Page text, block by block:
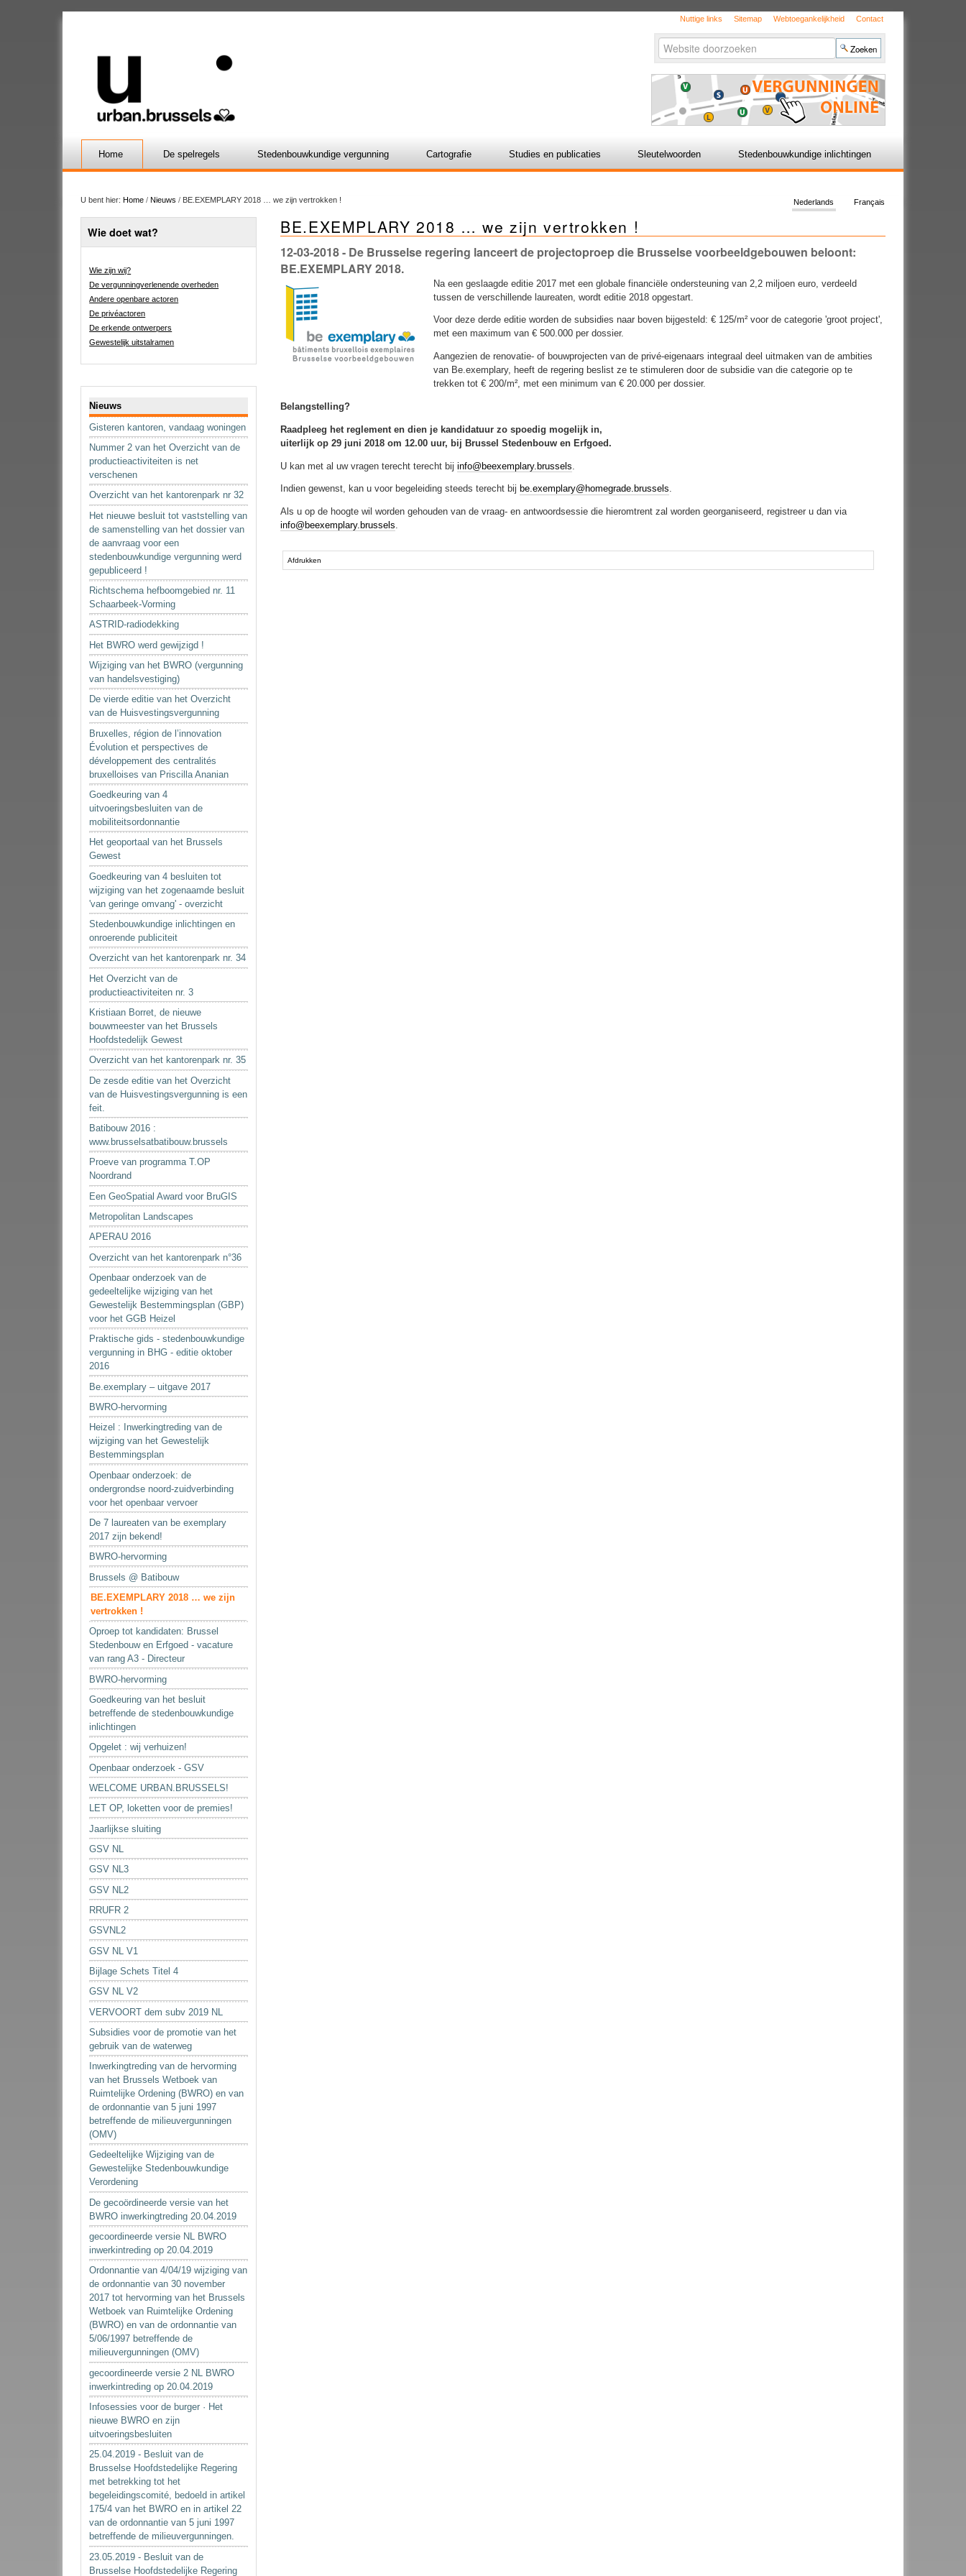
Nuttige links Sitemap Webtoegankelijkheid Contact
Zoek
zoeken...
Home De spelregels Stedenbouwkundige vergunning Cartografie Studies en publicaties Sleutelwoorden Stedenbouwkundige inlichtingen
U bent hier: Home / Nieuws / BE.EXEMPLARY 2018 … we zijn vertrokken ! Français
Nederlands
Wie doet wat?
Wie zijn wij?
De vergunningverlenende overheden
Andere openbare actoren
De privéactoren
De erkende ontwerpers
Gewestelijk uitstalramen
Nieuws
Gisteren kantoren, vandaag woningen
Nummer 2 van het Overzicht van de
productieactiviteiten is net
verschenen
Overzicht van het kantorenpark nr 32
Het nieuwe besluit tot vaststelling van
de samenstelling van het dossier van
de aanvraag voor een
stedenbouwkundige vergunning werd
gepubliceerd !
Richtschema hefboomgebied nr. 11
Schaarbeek-Vorming
ASTRID-radiodekking
Het BWRO werd gewijzigd !
Wijziging van het BWRO (vergunning
van handelsvestiging)
De vierde editie van het Overzicht
van de Huisvestingsvergunning
Bruxelles, région de l’innovation
Évolution et perspectives de
développement des centralités
bruxelloises van Priscilla Ananian
Goedkeuring van 4
uitvoeringsbesluiten van de
mobiliteitsordonnantie
Het geoportaal van het Brussels
Gewest
Goedkeuring van 4 besluiten tot
wijziging van het zogenaamde besluit
'van geringe omvang' - overzicht
Stedenbouwkundige inlichtingen en
onroerende publiciteit
Overzicht van het kantorenpark nr. 34
Het Overzicht van de
productieactiviteiten nr. 3
Kristiaan Borret, de nieuwe
bouwmeester van het Brussels
Hoofdstedelijk Gewest
Overzicht van het kantorenpark nr. 35
De zesde editie van het Overzicht
van de Huisvestingsvergunning is een
feit.
Batibouw 2016 :
www.brusselsatbatibouw.brussels
Proeve van programma T.OP
Noordrand
Een GeoSpatial Award voor BruGIS
Metropolitan Landscapes
APERAU 2016
Overzicht van het kantorenpark n°36
Openbaar onderzoek van de
gedeeltelijke wijziging van het
Gewestelijk Bestemmingsplan (GBP)
voor het GGB Heizel
Praktische gids - stedenbouwkundige
vergunning in BHG - editie oktober
2016
Be.exemplary – uitgave 2017
BWRO-hervorming
Heizel : Inwerkingtreding van de
wijziging van het Gewestelijk
Bestemmingsplan
Openbaar onderzoek: de
ondergrondse noord-zuidverbinding
voor het openbaar vervoer
De 7 laureaten van be exemplary
2017 zijn bekend!
BWRO-hervorming
Brussels @ Batibouw
BE.EXEMPLARY 2018 … we zijn
vertrokken !
Oproep tot kandidaten: Brussel
Stedenbouw en Erfgoed - vacature
van rang A3 - Directeur
BWRO-hervorming
Goedkeuring van het besluit
betreffende de stedenbouwkundige
inlichtingen
Opgelet : wij verhuizen!
Openbaar onderzoek - GSV
WELCOME URBAN.BRUSSELS!
LET OP, loketten voor de premies!
Jaarlijkse sluiting
GSV NL
GSV NL3
GSV NL2
RRUFR 2
GSVNL2
GSV NL V1
Bijlage Schets Titel 4
GSV NL V2
VERVOORT dem subv 2019 NL
Subsidies voor de promotie van het
gebruik van de waterweg
Inwerkingtreding van de hervorming
van het Brussels Wetboek van
Ruimtelijke Ordening (BWRO) en van
de ordonnantie van 5 juni 1997
betreffende de milieuvergunningen
(OMV)
Gedeeltelijke Wijziging van de
Gewestelijke Stedenbouwkundige
Verordening
De gecoördineerde versie van het
BWRO inwerkingtreding 20.04.2019
gecoordineerde versie NL BWRO
inwerkintreding op 20.04.2019
Ordonnantie van 4/04/19 wijziging van
de ordonnantie van 30 november
2017 tot hervorming van het Brussels
Wetboek van Ruimtelijke Ordening
(BWRO) en van de ordonnantie van
5/06/1997 betreffende de
milieuvergunningen (OMV)
gecoordineerde versie 2 NL BWRO
inwerkintreding op 20.04.2019
Infosessies voor de burger · Het
nieuwe BWRO en zijn
uitvoeringsbesluiten
25.04.2019 - Besluit van de
Brusselse Hoofdstedelijke Regering
met betrekking tot het
begeleidingscomité, bedoeld in artikel
175/4 van het BWRO en in artikel 22
van de ordonnantie van 5 juni 1997
betreffende de milieuvergunningen.
23.05.2019 - Besluit van de
Brusselse Hoofdstedelijke Regering
BE.EXEMPLARY 2018 … we zijn vertrokken !
12-03-2018- De Brusselse regering lanceert de projectoproep die Brusselse voorbeeldgebouwen beloont:
BE.EXEMPLARY 2018.
Na een geslaagde editie 2017 met een globale financiële ondersteuning van 2,2 miljoen euro, verdeeld
tussen de verschillende laureaten, wordt editie 2018 opgestart.
Voor deze derde editie worden de subsidies naar boven bijgesteld: € 125/m² voor de categorie 'groot project',
met een maximum van € 500.000 per dossier.
Aangezien de renovatie- of bouwprojecten van de privé-eigenaars integraal deel uitmaken van de ambities
van Be.exemplary, heeft de regering beslist ze te stimuleren door de subsidie van die categorie op te
trekken tot € 200/m², met een minimum van € 20.000 per dossier.
Belangstelling?
Raadpleeg het reglement en dien je kandidatuur zo spoedig mogelijk in,
uiterlijk op 29 juni 2018 om 12.00 uur, bij Brussel Stedenbouw en Erfgoed.
U kan met al uw vragen terecht terecht bijinfo@beexemplary.brussels
Indien gewenst, kan u voor begeleiding steeds terecht bij be.exemplary@homegrade.brussels.
Als u op de hoogte wil worden gehouden van de vraag- en antwoordsessie die hieromtrent zal worden georganiseerd, registreer u dan via
info@beexemplary.brussels.
acties
Afdrukken